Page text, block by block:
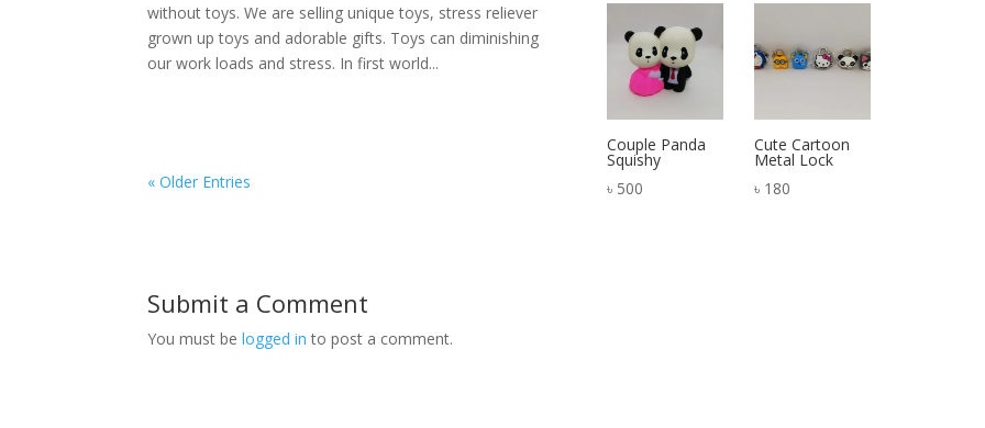
without toys. We are selling unique toys, stress reliever
grown up toys and adorable gifts. Toys can diminishing
our work loads and stress. In first world...
« Older Entries
Couple Panda
Squishy
৳ 500
Cute Cartoon
Metal Lock
৳ 180
Submit a Comment
You must belogged in to post a comment.